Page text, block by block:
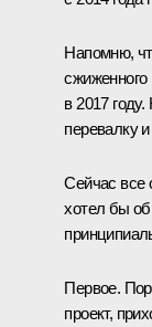
Напомню,
сжиженного
в 2017
перевалку
Сейчас все
хотел бы
Первое.
проект,